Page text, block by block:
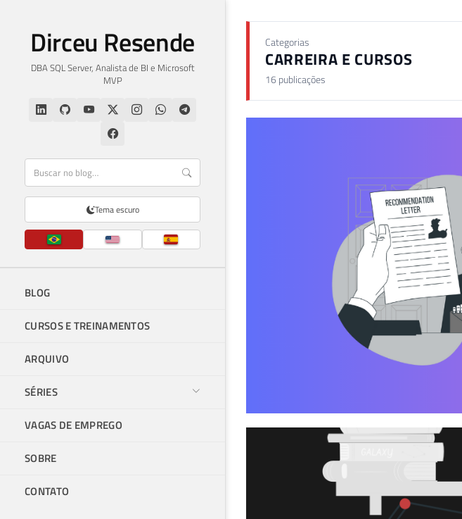
Dirceu Resende
DBA SQL Server, Analista de BI e Microsoft
MVP
Tema escuro
BLOG
CURSOS E TREINAMENTOS
ARQUIVO
SÉRIES
VAGAS DE EMPREGO
SOBRE
CONTATO
Categorias
CARREIRA E CURSOS
16 publicações
Dicas para
na área de TI
3 min de leitura